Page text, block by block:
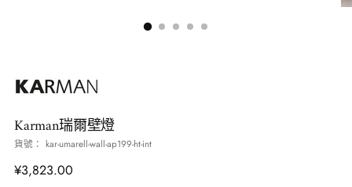
Karman瑞爾壁燈
貨號： kar-umarell-wall-ap199-ht-int
正
¥3,823.00